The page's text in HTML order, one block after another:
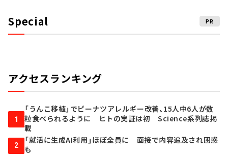
Special PR
アクセスランキング
1
「うんこ移植」でピーナツアレルギー改善、15人中6人が数
粒食べられるように ヒトの実証は初 Science系列誌掲
載
2
「就活に生成AI利用」ほぼ全員に 面接で内容追及され困惑
も